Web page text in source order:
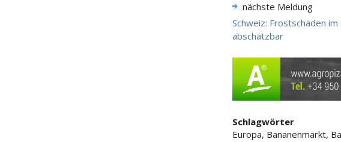
nächste Meldung
Schweiz: Frostschäden
abschätzbar
Schlagwörter
Europa, Bananenmarkt,